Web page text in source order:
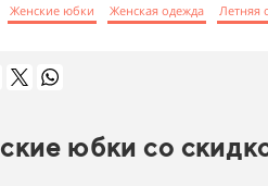
Женские юбки Женская одежда Летняя
юбки со